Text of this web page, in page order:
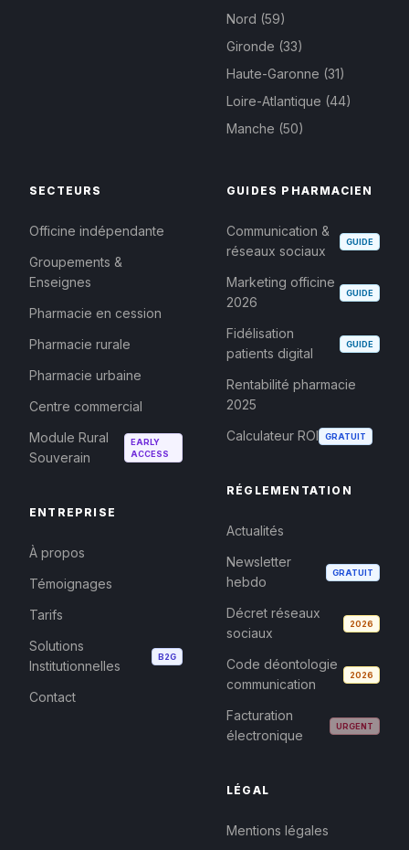
Nord (59)
Gironde (33)
Haute-Garonne (31)
Loire-Atlantique (44)
Manche (50)
SECTEURS
Officine indépendante
Groupements &
Enseignes
Pharmacie en cession
Pharmacie rurale
Pharmacie urbaine
Centre commercial
Module Rural
Souverain
EARLY
ACCESS
ENTREPRISE
À propos
Témoignages
Tarifs
Solutions
Institutionnelles
B2G
Contact
GUIDES PHARMACIEN
Communication &
réseaux sociaux
GUIDE
Marketing officine
2026
GUIDE
Fidélisation
patients digital
GUIDE
Rentabilité pharmacie
2025
Calculateur ROI
GRATUIT
RÉGLEMENTATION
Actualités
Newsletter
hebdo
GRATUIT
Décret réseaux
sociaux
2026
Code déontologie
communication
2026
Facturation
électronique
URGENT
LÉGAL
Mentions légales